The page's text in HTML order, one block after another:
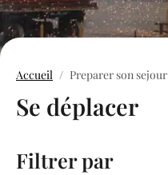
Accueil Preparer son sejour
Se déplacer
Filtrer par